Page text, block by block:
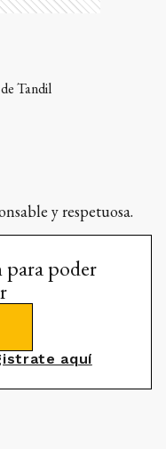
Tandil
y respetuosa.
para poder
aquí